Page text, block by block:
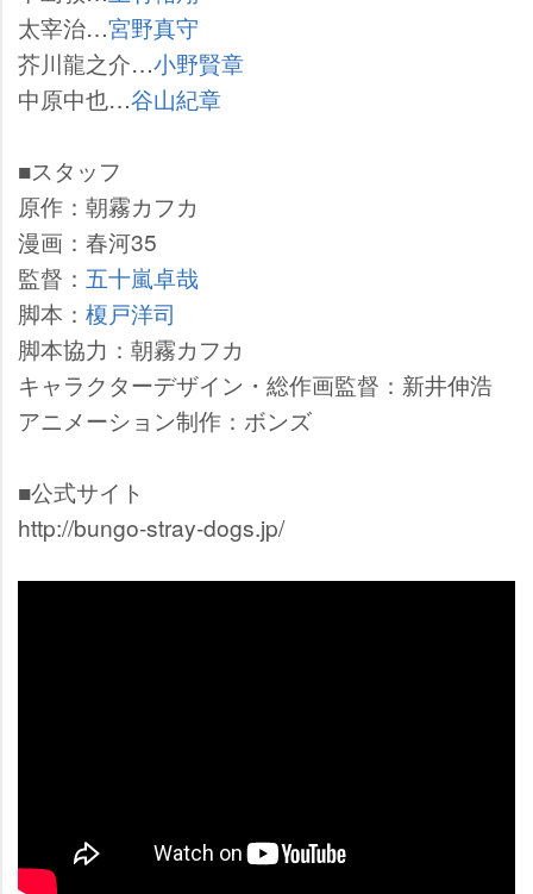
太宰治…宮野真守
芥川龍之介…小野賢章
中原中也…谷山紀章
■スタッフ
原作：朝霧カフカ
漫画：春河35
監督： 五十嵐卓哉
脚本： 榎戸洋司
脚本協力：朝霧カフカ
キャラクターデザイン・総作画監督：新井伸浩
アニメーション制作：ボンズ
■公式サイト
http://bungo-stray-dogs.jp/